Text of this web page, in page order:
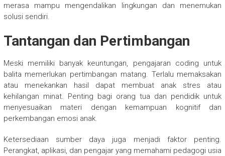
merasa mampu mengendalikan lingkungan dan menemukan
solusi sendiri.
Tantangan dan Pertimbangan
Meski memiliki banyak keuntungan, pengajaran coding untuk
balita memerlukan pertimbangan matang. Terlalu memaksakan
atau menekankan hasil dapat membuat anak stres atau
kehilangan minat. Penting bagi orang tua dan pendidik untuk
menyesuaikan materi dengan kemampuan kognitif dan
perkembangan emosi anak.
Ketersediaan sumber daya juga menjadi faktor penting.
Perangkat, aplikasi, dan pengajar yang memahami pedagogi usia